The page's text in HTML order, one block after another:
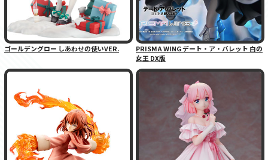
ゴールデングロー しあわせの使いVER.
PRISMA WING デート・ア・バレット 白の
女王 DX版